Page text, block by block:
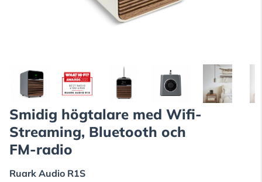
Smidig högtalare med Wifi-
Streaming, Bluetooth och
FM-radio
Ruark Audio R1S